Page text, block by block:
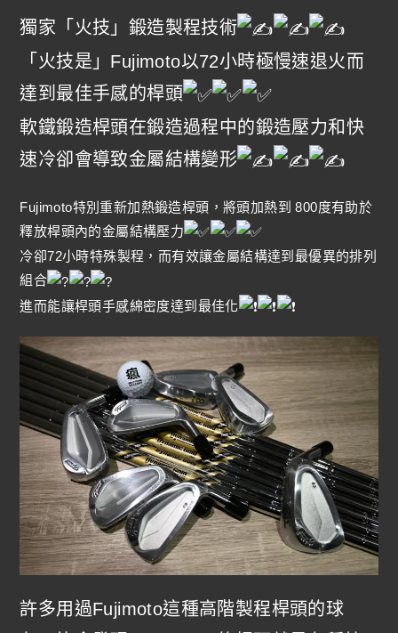
獨家「火技」鍛造製程技術
「火技是」Fujimoto以72小時極慢速退火而
達到最佳手感的桿頭
軟鐵鍛造桿頭在鍛造過程中的鍛造壓力和快
速冷卻會導致金屬結構變形
Fujimoto特別重新加熱鍛造桿頭，將頭加熱到 800度有助於
釋放桿頭內的金屬結構壓力
冷卻72小時特殊製程，而有效讓金屬結構達到最優異的排列
組合
進而能讓桿頭手感綿密度達到最佳化
許多用過Fujimoto這種高階製程桿頭的球